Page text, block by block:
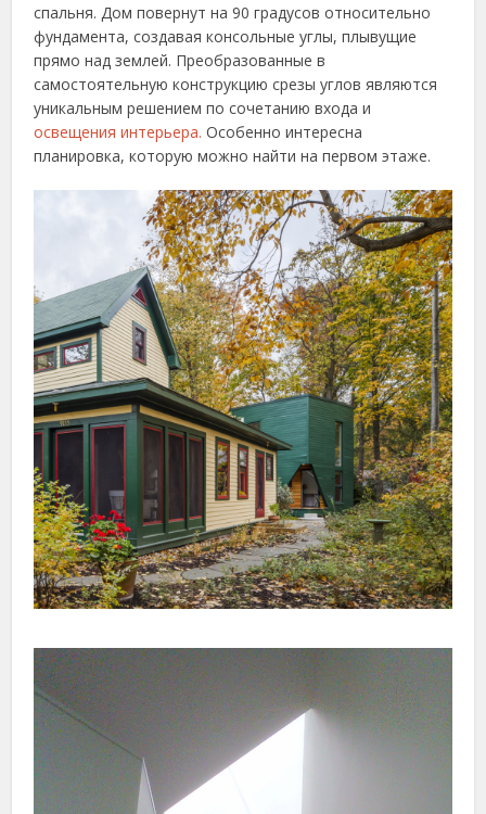
спальня. Дом повернут на 90 градусов относительно
фундамента, создавая консольные углы, плывущие
прямо над землей. Преобразованные в
самостоятельную конструкцию срезы углов являются
уникальным решением по сочетанию входа и
освещения интерьера. Особенно интересна
планировка, которую можно найти на первом этаже.